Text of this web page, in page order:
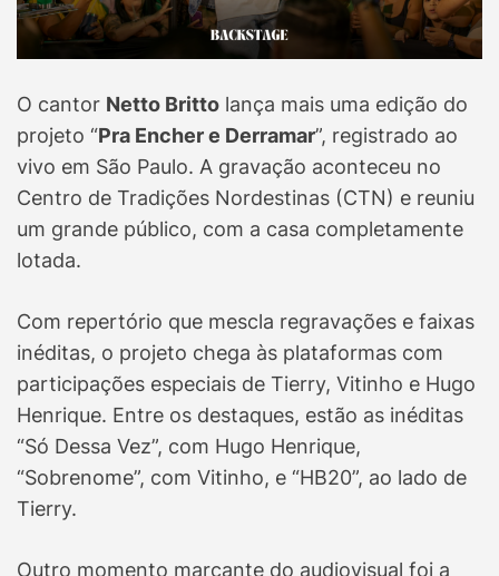
O cantor Netto Britto lança mais uma edição do
projeto “Pra Encher e Derramar”, registrado ao
vivo em São Paulo. A gravação aconteceu no
Centro de Tradições Nordestinas (CTN) e reuniu
um grande público, com a casa completamente
lotada.
Com repertório que mescla regravações e faixas
inéditas, o projeto chega às plataformas com
participações especiais de Tierry, Vitinho e Hugo
Henrique. Entre os destaques, estão as inéditas
“Só Dessa Vez”, com Hugo Henrique,
“Sobrenome”, com Vitinho, e “HB20”, ao lado de
Tierry.
Outro momento marcante do audiovisual foi a